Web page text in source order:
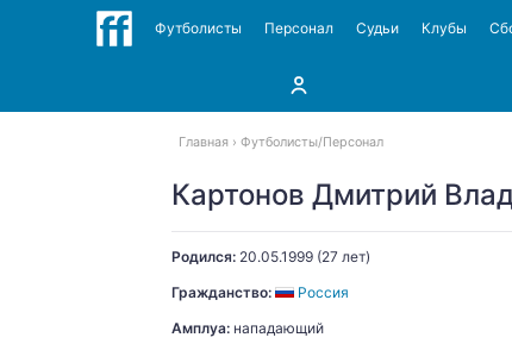
Футболисты Персонал Судьи Клубы
Главная Футболисты Персонал
Картонов Дмитрий
Родился: 20.05.1999 (27 лет)
Гражданство:
Россия
Амплуа: нападающий